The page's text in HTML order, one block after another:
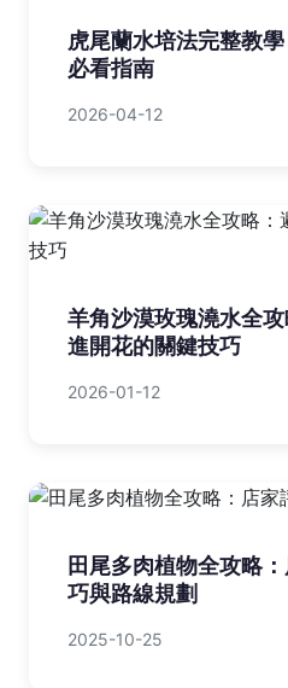
虎尾蘭水培法完整教
必看指南
2026-04-12
羊角沙漠玫瑰澆水全
進開花的關鍵技巧
2026-01-12
田尾多肉植物全攻略
巧與路線規劃
2025-10-25